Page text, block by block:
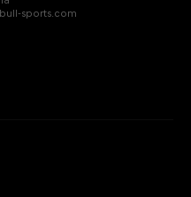
sports.com